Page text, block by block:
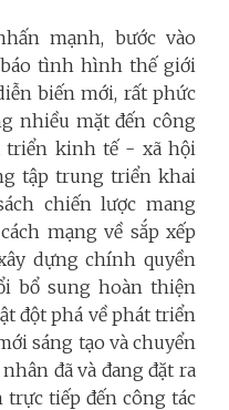
mạnh, bước vào
tình hình thế giới
biến mới, rất phức
nhiều mặt đến công
triển kinh tế - xã hội
tập trung triển khai
chiến lược mang
mạng về sắp xếp
dựng chính quyền
bổ sung hoàn thiện
đột phá về phát triển
sáng tạo và chuyển
đã và đang đặt ra
tiếp đến công tác